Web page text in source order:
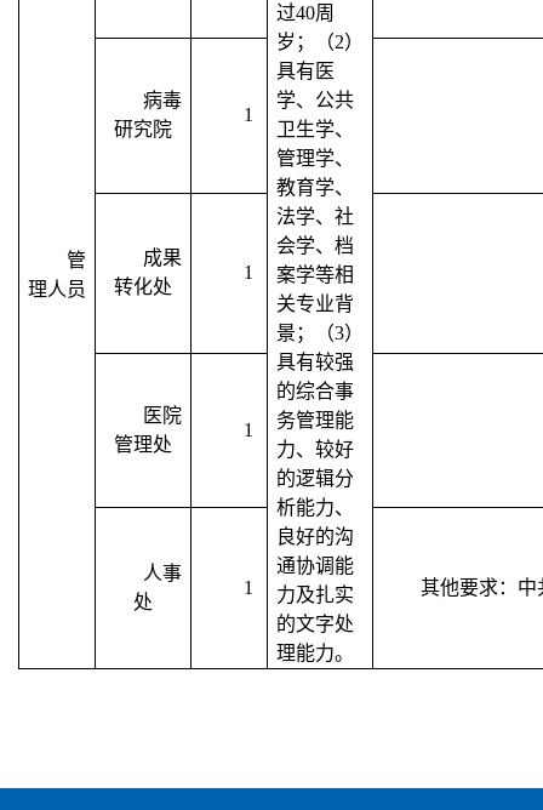
管
理人员
过40周
岁；（2）
具有医
学、公共
卫生学、
管理学、
教育学、
法学、社
会学、档
案学等相
关专业背
景；（3）
具有较强
的综合事
务管理能
力、较好
的逻辑分
析能力、
良好的沟
通协调能
力及扎实
的文字处
理能力。
病毒
研究院
1
成果
转化处
1
医院
管理处
1
人事
处
1 其他要求：中